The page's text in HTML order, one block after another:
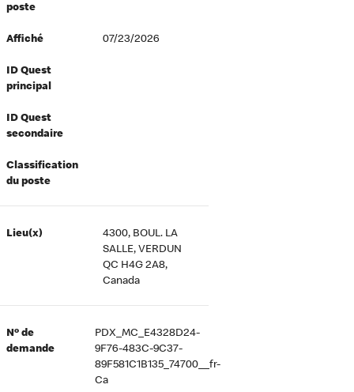
poste
Affiché 07/23/2026
ID Quest
principal
ID Quest
secondaire
Classification
du poste
Lieu(x)
4300, BOUL. LA
SALLE, VERDUN
QC H4G 2A8,
Canada
Nº de
demande
PDX_MC_E4328D24-
9F76-483C-9C37-
89F581C1B135_74700__fr-
Ca